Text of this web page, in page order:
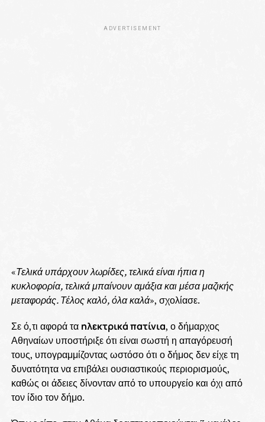
ADVERTISEMENT
«Τελικά υπάρχουν λωρίδες, τελικά είναι ήπια η
κυκλοφορία, τελικά μπαίνουν αμάξια και μέσα μαζικής
μεταφοράς. Τέλος καλό, όλα καλά», σχολίασε.
Σε ό,τι αφορά τα ηλεκτρικά πατίνια, ο δήμαρχος
Αθηναίων υποστήριξε ότι είναι σωστή η απαγόρευσή
τους, υπογραμμίζοντας ωστόσο ότι ο δήμος δεν είχε τη
δυνατότητα να επιβάλει ουσιαστικούς περιορισμούς,
καθώς οι άδειες δίνονταν από το υπουργείο και όχι από
τον ίδιο τον δήμο.